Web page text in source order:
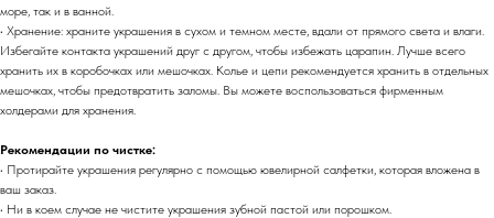
море, так и в ванной.
• Хранение: храните украшения в сухом и темном месте, вдали от прямого света и влаги.
Избегайте контакта украшений друг с другом, чтобы избежать царапин. Лучше всего
хранить их в коробочках или мешочках. Колье и цепи рекомендуется хранить в отдельных
мешочках, чтобы предотвратить заломы. Вы можете воспользоваться фирменным
холдерами для хранения.
Рекомендации по чистке:
• Протирайте украшения регулярно с помощью ювелирной салфетки, которая вложена в
ваш заказ.
• Ни в коем случае не чистите украшения зубной пастой или порошком.